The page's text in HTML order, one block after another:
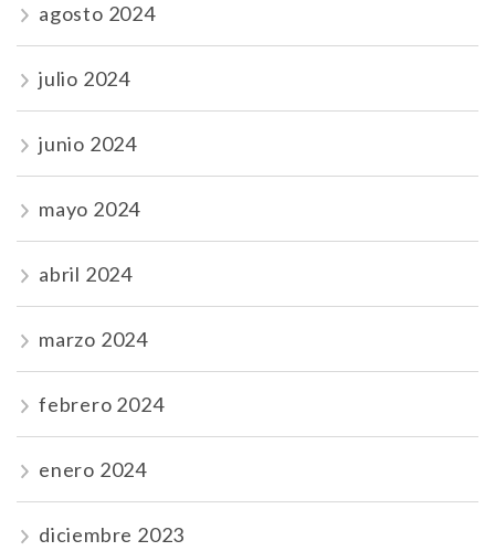
agosto 2024
julio 2024
junio 2024
mayo 2024
abril 2024
marzo 2024
febrero 2024
enero 2024
diciembre 2023